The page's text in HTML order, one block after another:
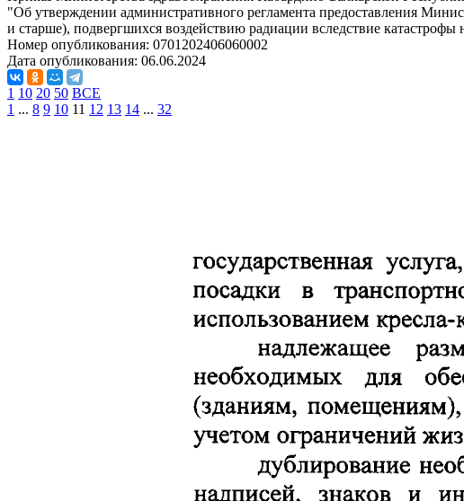
"Об утверждении административного регламента предоставления
и старше), подвергшихся воздействию радиации вследствие
Номер опубликования: 0701202406060002
Дата опубликования: 06.06.2024
1 10 20 50 ВСЕ
1 ... 8 9 10 11 12 13 14 ... 32